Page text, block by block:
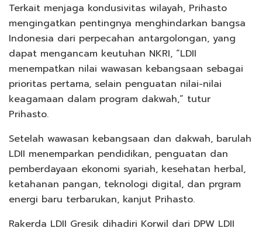
Terkait menjaga kondusivitas wilayah, Prihasto
mengingatkan pentingnya menghindarkan bangsa
Indonesia dari perpecahan antargolongan, yang
dapat mengancam keutuhan NKRI, “LDII
menempatkan nilai wawasan kebangsaan sebagai
prioritas pertama, selain penguatan nilai-nilai
keagamaan dalam program dakwah,” tutur
Prihasto.
Setelah wawasan kebangsaan dan dakwah, barulah
LDII menemparkan pendidikan, penguatan dan
pemberdayaan ekonomi syariah, kesehatan herbal,
ketahanan pangan, teknologi digital, dan prgram
energi baru terbarukan, kanjut Prihasto.
Rakerda LDII Gresik dihadiri Korwil dari DPW LDII